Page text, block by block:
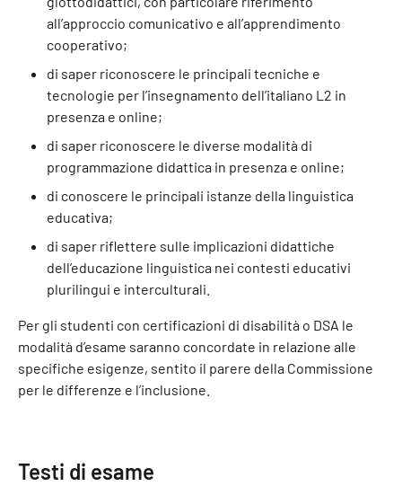
all’approccio comunicativo e all’apprendimento
cooperativo;
di saper riconoscere le principali tecniche e
tecnologie per l’insegnamento dell’italiano L2 in
presenza e online;
di saper riconoscere le diverse modalità di
programmazione didattica in presenza e online;
di conoscere le principali istanze della linguistica
educativa;
di saper riflettere sulle implicazioni didattiche
dell’educazione linguistica nei contesti educativi
plurilingui e interculturali.
Per gli studenti con certificazioni di disabilità o DSA le
modalità d’esame saranno concordate in relazione alle
specifiche esigenze, sentito il parere della Commissione
per le differenze e l’inclusione.
Testi di esame